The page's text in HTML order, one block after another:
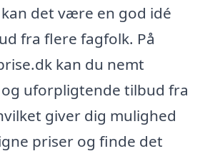
det være en god idé
fra flere fagfolk. På
kan du nemt
uforpligtende tilbud fra
giver dig mulighed
priser og finde det